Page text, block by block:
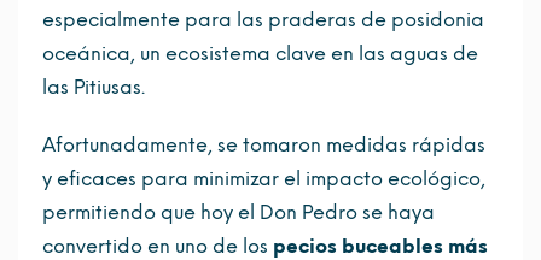
especialmente para las praderas de posidonia
oceánica, un ecosistema clave en las aguas de
las Pitiusas.
Afortunadamente, se tomaron medidas rápidas
y eficaces para minimizar el impacto ecológico,
permitiendo que hoy el Don Pedro se haya
convertido en uno de los pecios buceables más